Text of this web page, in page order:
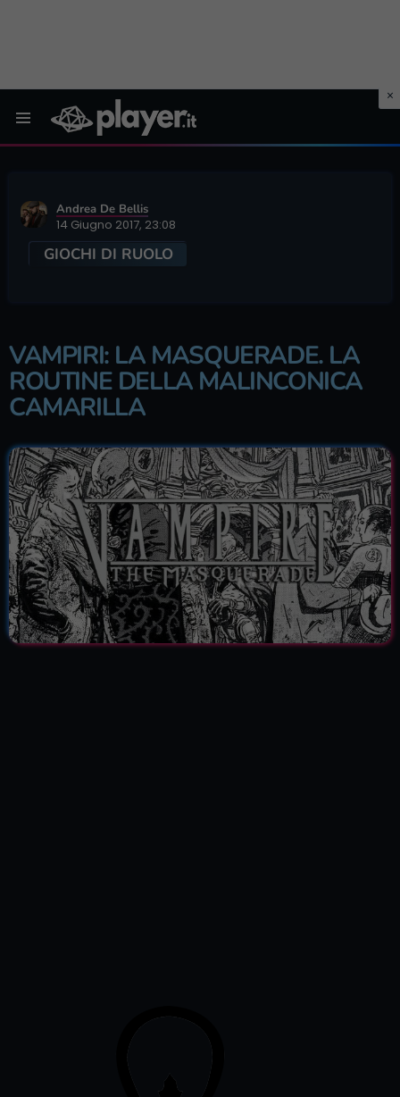
Andrea De Bellis
14 Giugno 2017, 23:08
GIOCHI DI RUOLO
VAMPIRI: LA MASQUERADE. LA
ROUTINE DELLA MALINCONICA
CAMARILLA